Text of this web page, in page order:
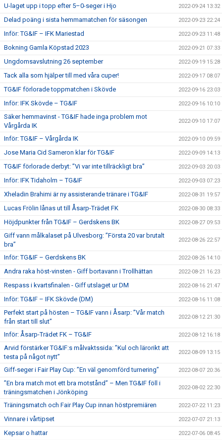
U-laget upp i topp efter 5–0-seger i Hjo 2022-09-24 13:32
Delad poäng i sista hemmamatchen för säsongen 2022-09-23 22:24
Inför: TG&IF – IFK Mariestad 2022-09-23 11:48
Bokning Gamla Köpstad 2023 2022-09-21 07:33
Ungdomsavslutning 26 september 2022-09-19 15:28
Tack alla som hjälper till med våra cuper! 2022-09-17 08:07
TG&IF förlorade toppmatchen i Skövde 2022-09-16 23:03
Inför: IFK Skövde – TG&IF 2022-09-16 10:10
Säker hemmavinst - TG&IF hade inga problem mot
Vårgårda IK
2022-09-10 17:07
Inför: TG&IF – Vårgårda IK 2022-09-10 09:59
Jose Maria Cid Sameron klar för TG&IF 2022-09-09 14:13
TG&IF förlorade derbyt: ”Vi var inte tillräckligt bra” 2022-09-03 20:03
Inför: IFK Tidaholm – TG&IF 2022-09-03 07:23
Xheladin Brahimi är ny assisterande tränare i TG&IF 2022-08-31 19:57
Lucas Frölin lånas ut till Åsarp-Trädet FK 2022-08-30 08:33
Höjdpunkter från TG&IF – Gerdskens BK 2022-08-27 09:53
Giff vann målkalaset på Ulvesborg: ”Första 20 var brutalt
bra”
2022-08-26 22:57
Inför: TG&IF – Gerdskens BK 2022-08-26 14:10
Andra raka höst-vinsten - Giff bortavann i Trollhättan 2022-08-21 16:23
Respass i kvartsfinalen - Giff utslaget ur DM 2022-08-16 21:47
Inför: TG&IF – IFK Skövde (DM) 2022-08-16 11:08
Perfekt start på hösten – TG&IF vann i Åsarp: ”Vår match
från start till slut”
2022-08-12 21:30
Inför: Åsarp-Trädet FK – TG&IF 2022-08-12 16:18
Arvid förstärker TG&IF:s målvaktssida: ”Kul och lärorikt att
testa på något nytt”
2022-08-09 13:15
Giff-seger i Fair Play Cup: ”En väl genomförd turnering” 2022-08-07 20:36
”En bra match mot ett bra motstånd” – Men TG&IF föll i
träningsmatchen i Jönköping
2022-08-02 22:30
Träningsmatch och Fair Play Cup innan höstpremiären 2022-07-22 11:23
Vinnare i vårtipset 2022-07-07 21:13
Kepsar o hattar 2022-07-06 08:45